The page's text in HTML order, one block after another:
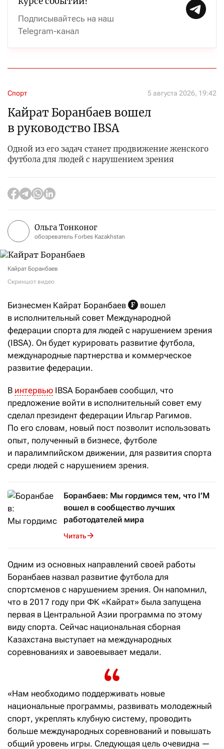
Подписывайтесь на наш
Telegram-канал
Спорт 5 августа 2026, 19:42
Кайрат Боранбаев вошел
в руководство IBSA
Одной из его задач станет продвижение женского
футбола для людей с нарушением зрения
Ольга Тонконог
обозреватель Forbes Kazakhstan
Кайрат Боранбаев
Скриншот видео
Бизнесмен Кайрат Боранбаев
вошел
в исполнительный совет Международной
федерации спорта для людей с нарушением зрения
(IBSA). Он будет курировать развитие футбола,
международные партнерства и коммерческое
развитие федерации.
В интервью IBSA Боранбаев сообщил, что
предложение войти в исполнительный совет ему
сделал президент федерации Ильгар Рагимов.
По его словам, новый пост позволит использовать
опыт, полученный в бизнесе, футболе
и паралимпийском движении, для развития спорта
среди людей с нарушением зрения.
Боранбаев: Мы гордимся тем, что I’M
вошел в сообщество лучших
работодателей мира
Читать
Одним из основных направлений своей работы
Боранбаев назвал развитие футбола для
спортсменов с нарушением зрения. Он напомнил,
что в 2017 году при ФК «Кайрат» была запущена
первая в Центральной Азии программа по этому
виду спорта. Сейчас национальная сборная
Казахстана выступает на международных
соревнованиях и завоевывает медали.
«Нам необходимо поддерживать новые
национальные программы, развивать молодежный
спорт, укреплять клубную систему, проводить
больше международных соревнований и повышать
общий уровень игры. Следующая цель очевидна —